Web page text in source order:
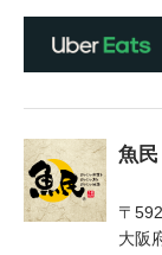
魚
〒
大阪